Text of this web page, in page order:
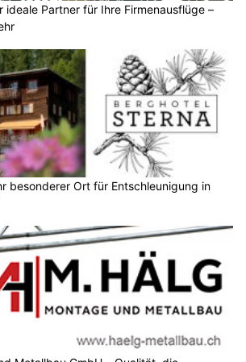
ideale Partner für Ihre Firmenausflüge –
besonderer Ort für Entschleunigung in